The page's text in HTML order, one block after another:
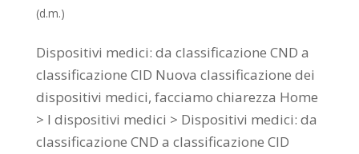
(d.m.)
Dispositivi medici: da classificazione CND a
classificazione CID Nuova classificazione dei
dispositivi medici, facciamo chiarezza Home
> I dispositivi medici > Dispositivi medici: da
classificazione CND a classificazione CID